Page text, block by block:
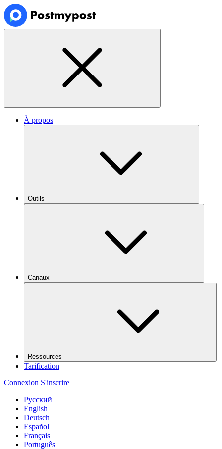
À propos
Outils
Canaux
Ressources
Tarification
Connexion S'inscrire
Русский
English
Deutsch
Español
Français
Português